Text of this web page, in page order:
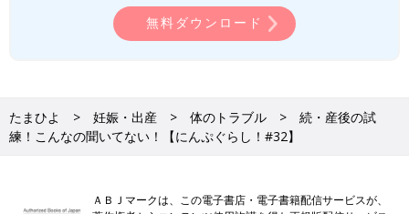
無料ダウンロード
たまひよ 妊娠・出産 体のトラブル
続・産後の試
練！こんなの聞いてない！【にんぷぐらし！#32】
ＡＢＪマークは、この電子書店・電子書籍配信サービスが、